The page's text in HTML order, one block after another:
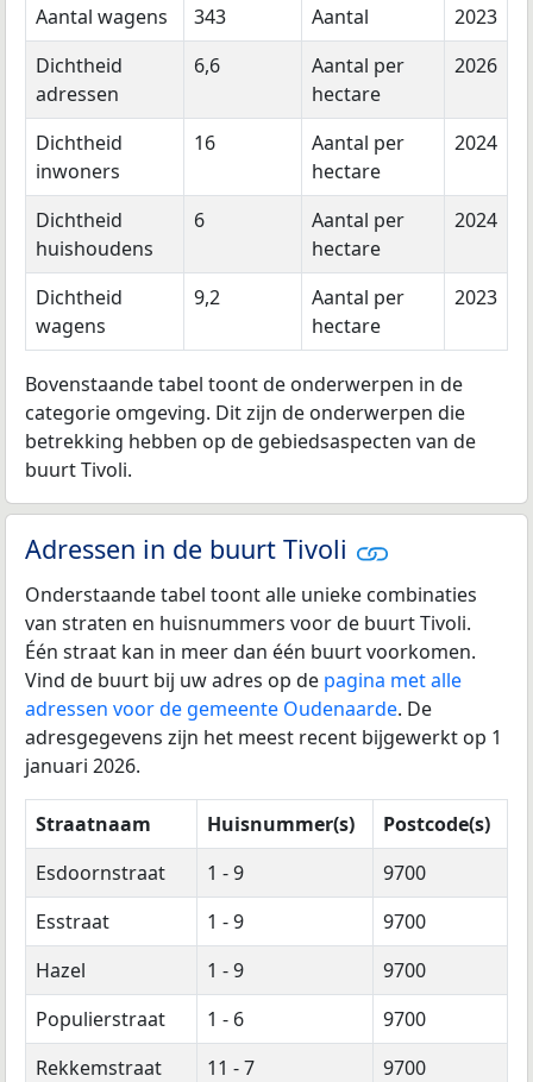
Aantal wagens 343 Aantal
2023
Dichtheid
adressen
6,6
Aantal per
hectare
2026
Dichtheid
inwoners
16
Aantal per
hectare
2024
Dichtheid
huishoudens
6
Aantal per
hectare
2024
Dichtheid
wagens
9,2
Aantal per
hectare
2023
Bovenstaande tabel toont de onderwerpen in de
categorie omgeving. Dit zijn de onderwerpen die
betrekking hebben op de gebiedsaspecten van de
buurt Tivoli.
Adressen in de buurt Tivoli
Onderstaande tabel toont alle unieke combinaties
van straten en huisnummers voor de buurt Tivoli.
Één straat kan in meer dan één buurt voorkomen.
Vind de buurt bij uw adres op de pagina met alle
adressen voor de gemeente Oudenaarde. De
adresgegevens zijn het meest recent bijgewerkt op 1
januari 2026.
Straatnaam Huisnummer(s)
Postcode(s)
Esdoornstraat
1 - 9
9700
Esstraat
1 - 9
9700
Hazel
1 - 9
9700
Populierstraat
1 - 6
9700
Rekkemstraat
11 - 7
9700